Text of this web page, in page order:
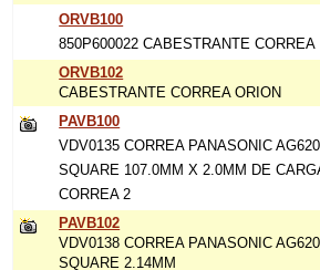
ORVB100
850P600022 CABESTRANTE CORREA
ORVB102
CABESTRANTE CORREA ORION
PAVB100
VDV0135 CORREA PANASONIC
SQUARE 107.0MM X 2.0MM DE
CORREA 2
PAVB102
VDV0138 CORREA PANASONIC
SQUARE 2.14MM